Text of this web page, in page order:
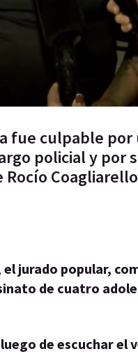
fue culpable
policial y por
jurado popular,
de cuatro
de escuchar